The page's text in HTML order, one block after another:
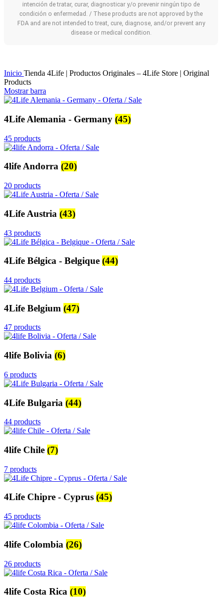
intención de tratar, curar, diagnosticar y/o prevenir ningún tipo de
condición o enfermedad. / These products are not approved by the
FDA and are not intended to treat, cure, diagnose, and/or prevent any
disease or medical condition.
Inicio Tienda 4Life | Productos Originales – 4Life Store | Original
Products
Mostrar barra
4Life Alemania - Germany (45)
45 products
4life Andorra (20)
20 products
4Life Austria (43)
43 products
4Life Bélgica - Belgique (44)
44 products
4Life Belgium (47)
47 products
4life Bolivia (6)
6 products
4Life Bulgaria (44)
44 products
4life Chile (7)
7 products
4Life Chipre - Cyprus (45)
45 products
4life Colombia (26)
26 products
4life Costa Rica (10)